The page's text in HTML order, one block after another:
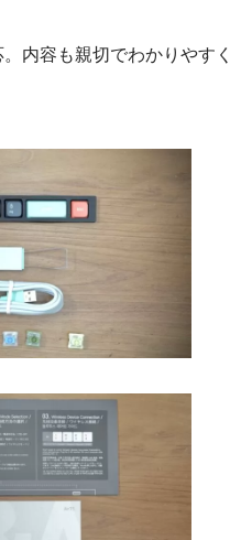
内容も親切でわかりやすく